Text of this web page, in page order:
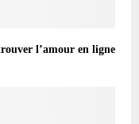
l’amour en ligne